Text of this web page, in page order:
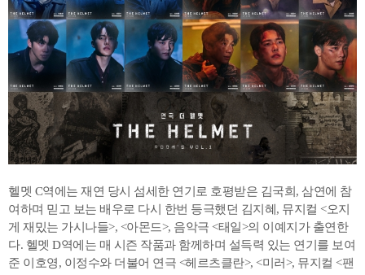
헬멧 C역에는 재연 당시 섬세한 연기로 호평받은 김국희, 삼연에 참
여하며 믿고 보는 배우로 다시 한번 등극했던 김지혜, 뮤지컬 <오지
게 재밌는 가시나들>, <아몬드>, 음악극 <태일>의 이예지가 출연한
다. 헬멧 D역에는 매 시즌 작품과 함께하며 설득력 있는 연기를 보여
준 이호영, 이정수와 더불어 연극 <헤르츠클란>, <미러>, 뮤지컬 <팬